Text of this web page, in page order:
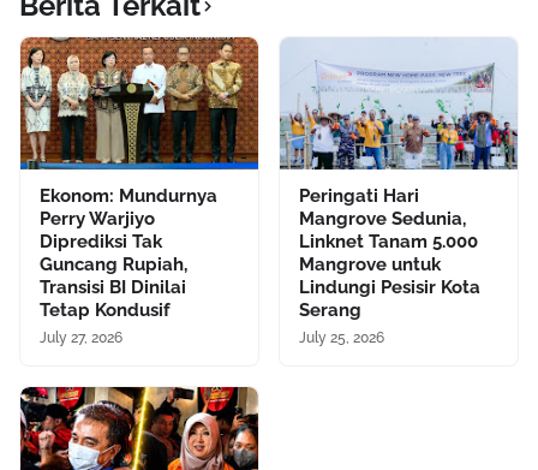
Ekonom: Mundurnya
Perry Warjiyo
Diprediksi Tak
Guncang Rupiah,
Transisi BI Dinilai
Tetap Kondusif
July 27, 2026
Peringati Hari
Mangrove Sedunia,
Linknet Tanam 5.000
Mangrove untuk
Lindungi Pesisir Kota
Serang
July 25, 2026